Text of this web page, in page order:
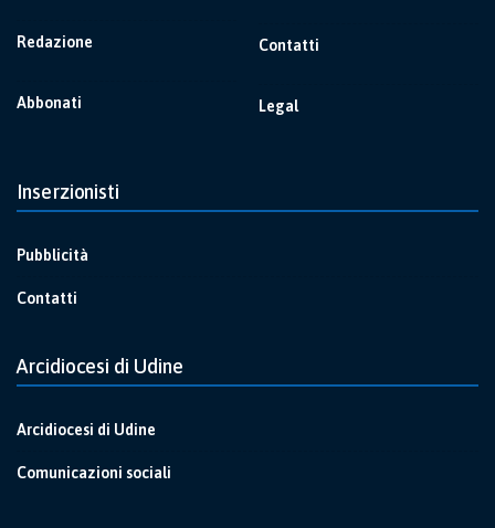
Redazione
Abbonati
Contatti
Legal
Inserzionisti
Pubblicità
Contatti
Arcidiocesi di Udine
Arcidiocesi di Udine
Comunicazioni sociali